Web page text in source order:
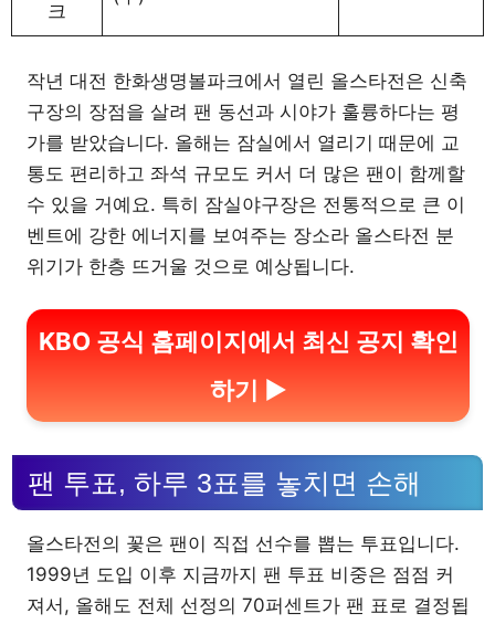
크
작년 대전 한화생명볼파크에서 열린 올스타전은 신축
구장의 장점을 살려 팬 동선과 시야가 훌륭하다는 평
가를 받았습니다. 올해는 잠실에서 열리기 때문에 교
통도 편리하고 좌석 규모도 커서 더 많은 팬이 함께할
수 있을 거예요. 특히 잠실야구장은 전통적으로 큰 이
벤트에 강한 에너지를 보여주는 장소라 올스타전 분
위기가 한층 뜨거울 것으로 예상됩니다.
KBO 공식 홈페이지에서 최신 공지 확인
하기 ▶
팬 투표, 하루 3표를 놓치면 손해
올스타전의 꽃은 팬이 직접 선수를 뽑는 투표입니다.
1999년 도입 이후 지금까지 팬 투표 비중은 점점 커
져서, 올해도 전체 선정의 70퍼센트가 팬 표로 결정됩